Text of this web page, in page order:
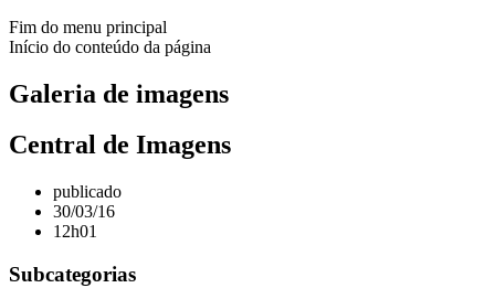
Fim do menu principal
Início do conteúdo da página
Galeria de imagens
Central de Imagens
publicado
30/03/16
12h01
Subcategorias